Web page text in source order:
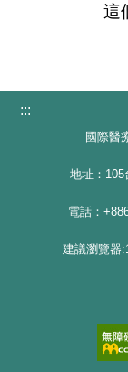
這
:::
國際醫
地址：105
電話：
建議瀏覽器